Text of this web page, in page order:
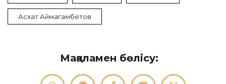
Асхат Аймагамбетов
Мақаламен бөлісу: